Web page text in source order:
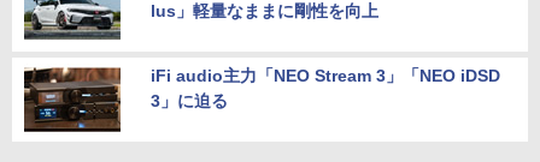
lus」軽量なままに剛性を向上
iFi audio主力「NEO Stream 3」「NEO iDSD
3」に迫る